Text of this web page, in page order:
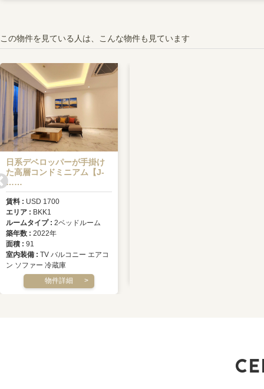
この物件を見ている人は、こんな物件も見ています
日系デベロッパーが手掛け
た高層コンドミニアム【J-
……
賃料
USD 1700
エリア
BKK1
ルームタイプ
2ベッドルーム
築年数
2022年
面積
91
室内装備
TV バルコニー エアコ
ン ソファー 冷蔵庫
物件詳細